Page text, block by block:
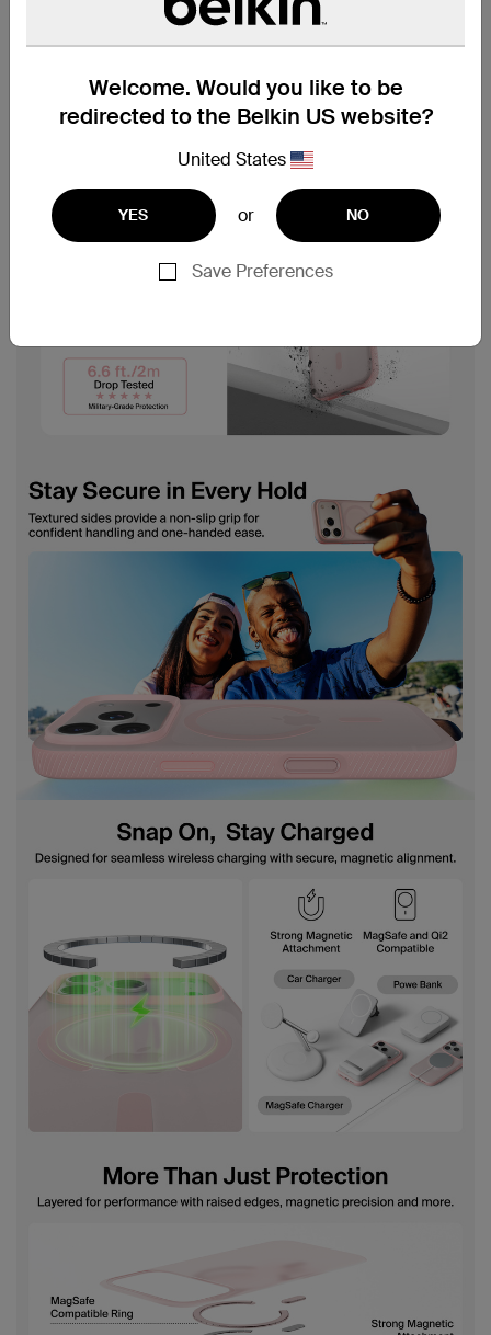
Welcome. Would you like to be
redirected to the Belkin US website?
United States
YES or NO
Save Preferences